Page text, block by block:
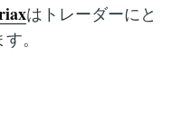
はトレーダーにと
。